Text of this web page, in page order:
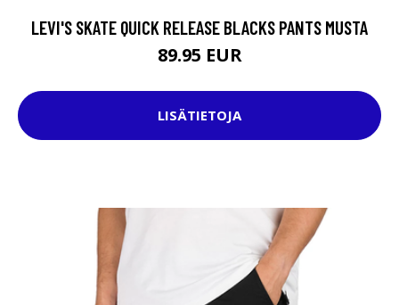
LEVI'S SKATE QUICK RELEASE BLACKS PANTS MUSTA
89.95 EUR
LISÄTIETOJA